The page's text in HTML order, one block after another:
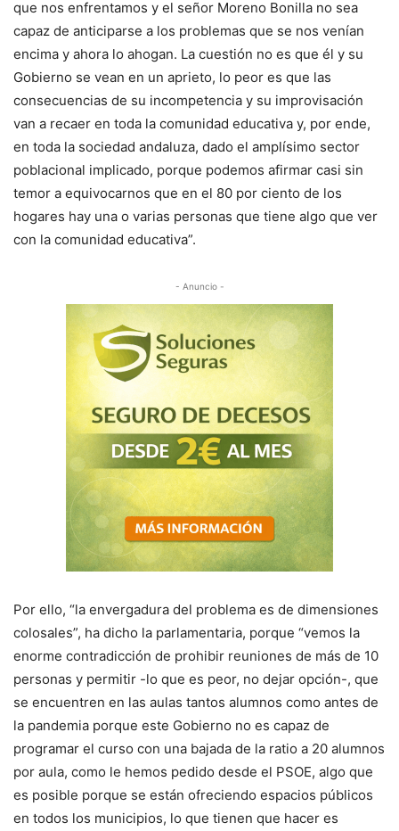
que nos enfrentamos y el señor Moreno Bonilla no sea
capaz de anticiparse a los problemas que se nos venían
encima y ahora lo ahogan. La cuestión no es que él y su
Gobierno se vean en un aprieto, lo peor es que las
consecuencias de su incompetencia y su improvisación
van a recaer en toda la comunidad educativa y, por ende,
en toda la sociedad andaluza, dado el amplísimo sector
poblacional implicado, porque podemos afirmar casi sin
temor a equivocarnos que en el 80 por ciento de los
hogares hay una o varias personas que tiene algo que ver
con la comunidad educativa”.
- Anuncio -
Por ello, “la envergadura del problema es de dimensiones
colosales”, ha dicho la parlamentaria, porque “vemos la
enorme contradicción de prohibir reuniones de más de 10
personas y permitir -lo que es peor, no dejar opción-, que
se encuentren en las aulas tantos alumnos como antes de
la pandemia porque este Gobierno no es capaz de
programar el curso con una bajada de la ratio a 20 alumnos
por aula, como le hemos pedido desde el PSOE, algo que
es posible porque se están ofreciendo espacios públicos
en todos los municipios, lo que tienen que hacer es